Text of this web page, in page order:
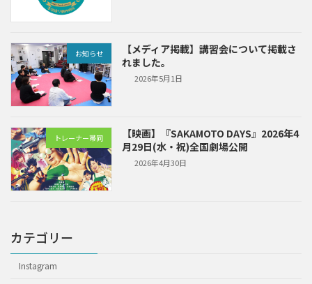
お知らせ
【メディア掲載】講習会について掲載さ
れました。
2026年5月1日
トレーナー帯同
【映画】『SAKAMOTO DAYS』2026年4
月29日(水・祝)全国劇場公開
2026年4月30日
カテゴリー
Instagram